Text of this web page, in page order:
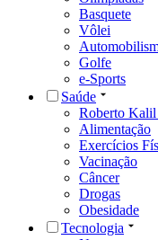
Basquete
Vôlei
Golfe
e-Sports
Saúde
Roberto
Alimentação
Exercícios
Vacinação
Câncer
Drogas
Obesidade
Tecnologia